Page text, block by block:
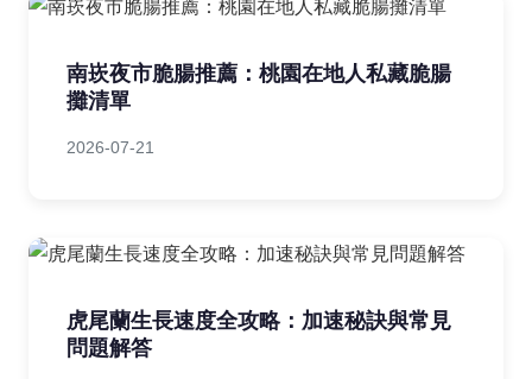
南崁夜市脆腸推薦：桃園在地人私藏脆腸
攤清單
2026-07-21
虎尾蘭生長速度全攻略：加速秘訣與常見
問題解答